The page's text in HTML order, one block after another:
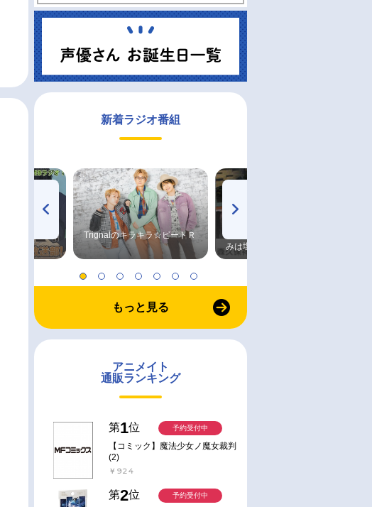
新着ラジオ番組
Trignalのキラキラ☆ビートＲ
みは塩だけ
もっと見る
アニメイト
通販ランキング
第1位
【コミック】魔法少女ノ魔女裁判
(2)
￥924
予約受付中
第2位 予約受付中